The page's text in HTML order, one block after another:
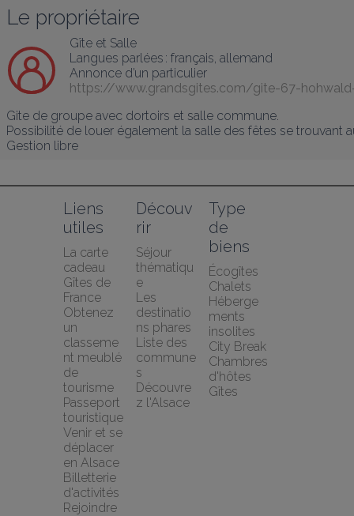
Le propriétaire
Gîte et Salle
Langues parlées : français, allemand
Annonce d’un particulier
https://www.grandsgites.com/gite-67-
Gite de groupe avec dortoirs et salle commune.
Possibilité de louer également la salle des fêtes se trouvant
Gestion libre
Liens
utiles
La carte
cadeau
Gîtes de
France
Obtenez
un
classeme
nt meublé
de
tourisme
Passeport
touristique
Venir et se
déplacer
en Alsace
Billetterie
d'activités
Rejoindre
Découv
rir
Séjour
thématiqu
e
Les
destinatio
ns phares
Liste des
commune
s
Découvre
z l'Alsace
Type
de
biens
Écogîtes
Chalets
Héberge
ments
insolites
City Break
Chambres
d'hôtes
Gîtes